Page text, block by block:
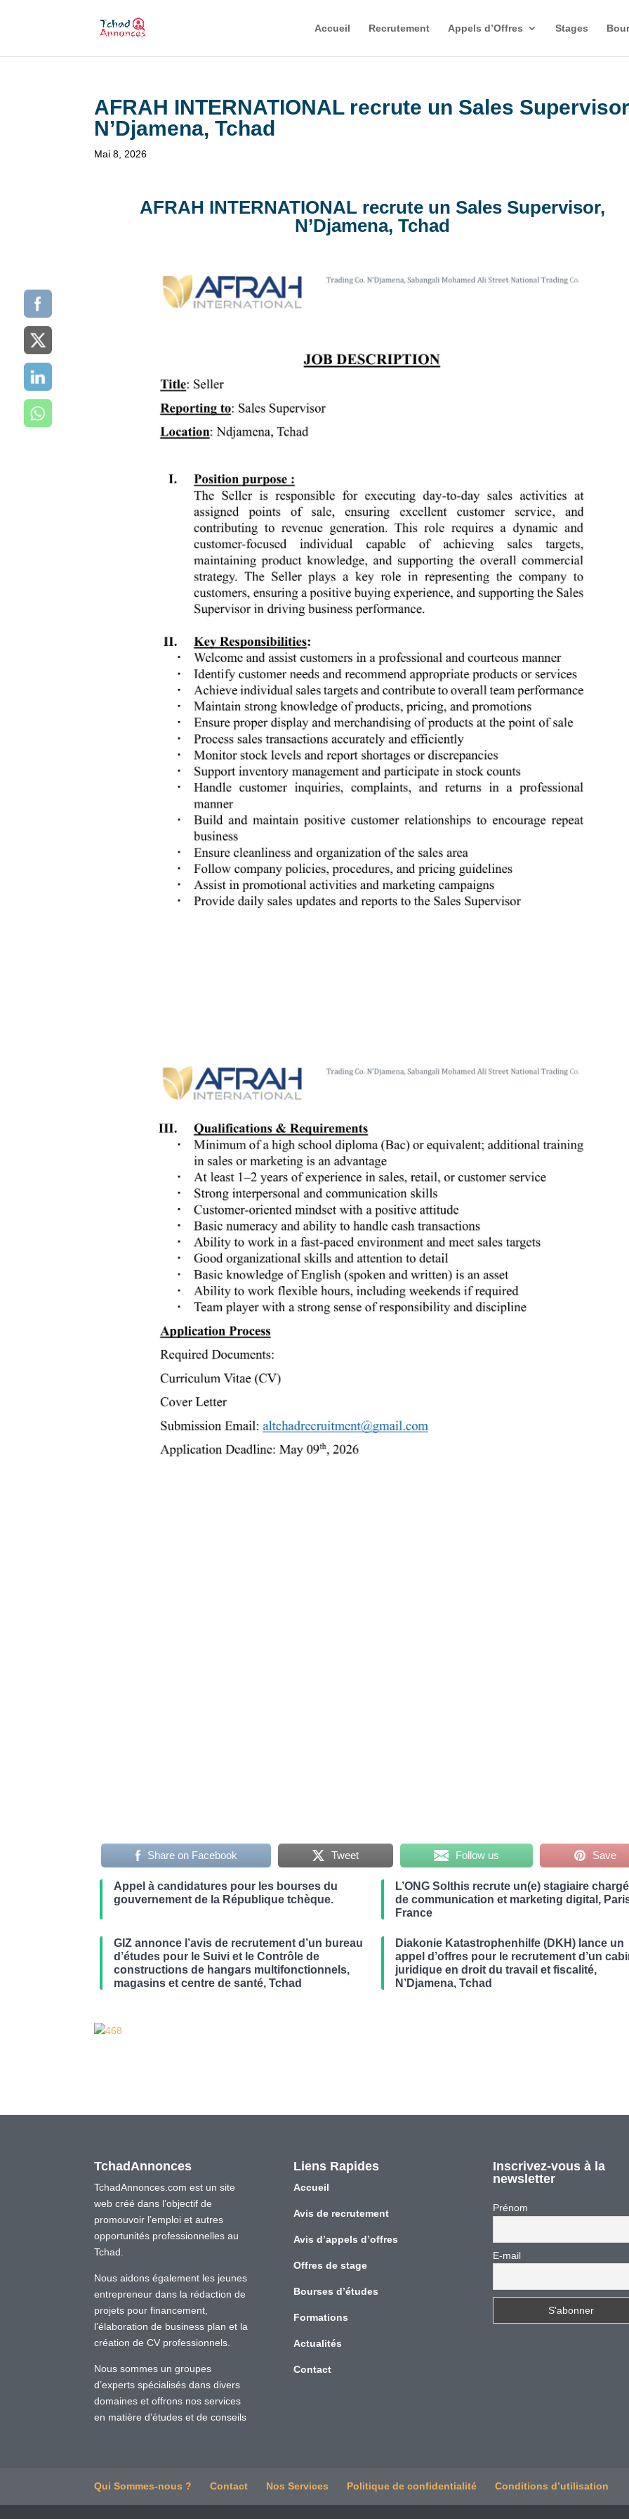
Accueil Recrutement Appels d’Offres Stages
AFRAH INTERNATIONAL recrute un Sales
N’Djamena, Tchad
Mai 8, 2026
AFRAH INTERNATIONAL recrute un Sales Supervisor,
N’Djamena, Tchad
Share on Facebook Tweet Follow us Save
Appel à candidatures pour les bourses du
gouvernement de la République tchèque.
L’ONG Solthis recrute un(e) stagiaire
de communication et marketing digital,
France
GIZ annonce l’avis de recrutement d’un bureau
d’études pour le Suivi et le Contrôle de
constructions de hangars multifonctionnels,
magasins et centre de santé, Tchad
Diakonie Katastrophenhilfe (DKH) lance un
appel d’offres pour le recrutement d’un
juridique en droit du travail et fiscalité,
N’Djamena, Tchad
TchadAnnonces
TchadAnnonces.com est un site
web créé dans l’objectif de
promouvoir l’emploi et autres
opportunités professionnelles au
Tchad.
Nous aidons également les jeunes
entrepreneur dans la rédaction de
projets pour financement,
l’élaboration de business plan et la
création de CV professionnels.
Nous sommes un groupes
d’experts spécialisés dans divers
domaines et offrons nos services
en matière d’études et de conseils
Liens Rapides
Accueil
Avis de recrutement
Avis d’appels d’offres
Offres de stage
Bourses d’études
Formations
Actualités
Contact
Inscrivez-vous à la
newsletter
Prénom
E-mail
Qui Sommes-nous ? Contact Nos Services Politique de confidentialité Conditions d’utilisation